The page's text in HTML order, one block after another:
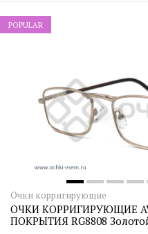
POPULAR
Очки корригирующие
ОЧКИ КОРРИГИРУЮЩИЕ
ПОКРЫТИЯ RG8808